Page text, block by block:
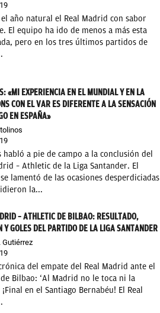
el año natural el Real Madrid con sabor
El equipo ha ido de menos a más esta
pero en los tres últimos partidos de
«MI EXPERIENCIA EN EL MUNDIAL Y EN LA
CON EL VAR ES DIFERENTE A LA SENSACIÓN
EN ESPAÑA»
habló a pie de campo a la conclusión del
– Athletic de la Liga Santander. El
lamentó de las ocasiones desperdiciadas
la...
– ATHLETIC DE BILBAO: RESULTADO,
Y GOLES DEL PARTIDO DE LA LIGA SANTANDER
Gutiérrez
del empate del Real Madrid ante el
Bilbao: ‘Al Madrid no le toca ni la
¡Final en el Santiago Bernabéu! El Real